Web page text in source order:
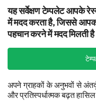
यह सर्वेक्षण टेम्पलेट आपके
में मदद करता है, जिससे
पहचान करने में मदद मिलती
अपने ग्राहकों के अनुभवों से
और प्रतिस्पर्धात्मक बढ़त